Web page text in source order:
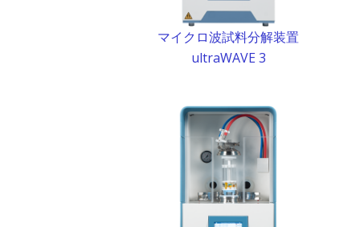
マイクロ波試料分解装置
ultraWAVE 3